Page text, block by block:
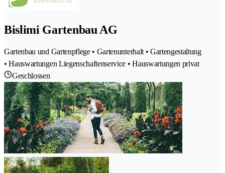
Bislimi Gartenbau AG
Gartenbau und Gartenpflege • Gartenunterhalt • Gartengestaltung
• Hauswartungen Liegenschaftenservice • Hauswartungen privat
Geschlossen